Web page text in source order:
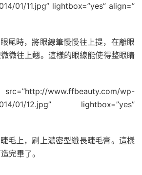
01/11.jpg” lightbox=”yes” align=”
尾時，將眼線筆慢慢往上提，在離眼
微往上翹。這樣的眼線能使得整眼睛
www.ffbeauty.com/wp-
01/12.jpg” lightbox=”yes”
毛上，刷上濃密型纖長睫毛膏。這樣
完畢了。